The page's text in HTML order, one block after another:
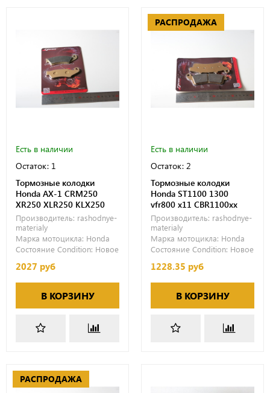
Есть в наличии
Остаток: 1
Тормозные колодки
Honda AX-1 CRM250
XR250 XLR250 KLX250
Производитель: rashodnye-
materialy
Марка мотоцикла: Honda
Состояние Condition: Новое
2027 руб
В КОРЗИНУ
РАСПРОДАЖА
Есть в наличии
Остаток: 2
Тормозные колодки
Honda ST1100 1300
vfr800 x11 CBR1100xx
Производитель: rashodnye-
materialy
Марка мотоцикла: Honda
Состояние Condition: Новое
1228.35 руб
В КОРЗИНУ
РАСПРОДАЖА